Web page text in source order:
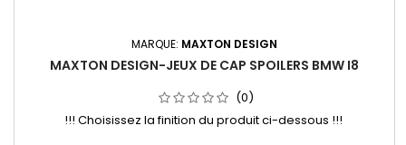
MARQUE: MAXTON DESIGN
MAXTON DESIGN-JEUX DE CAP SPOILERS BMW I8
(0)
!!! Choisissez la finition du produit ci-dessous !!!